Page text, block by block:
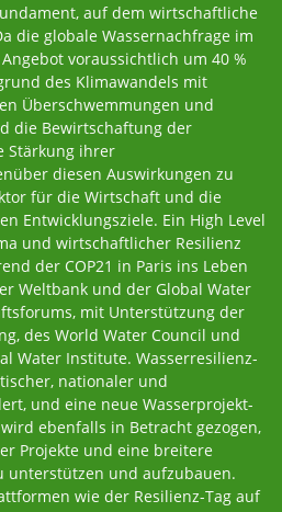
auf dem wirtschaftliche
die globale Wassernachfrage im
voraussichtlich um 40 %
des Klimawandels mit
Überschwemmungen und
die Bewirtschaftung der
Stärkung ihrer
diesen Auswirkungen zu
für die Wirtschaft und die
Entwicklungsziele. Ein High Level
und wirtschaftlicher Resilienz
der COP21 in Paris ins Leben
Weltbank und der Global Water
mit Unterstützung der
des World Water Council und
Water Institute. Wasserresilienz-
nationaler und
und eine neue Wasserprojekt-
ebenfalls in Betracht gezogen,
Projekte und eine breitere
unterstützen und aufzubauen.
wie der Resilienz-Tag auf